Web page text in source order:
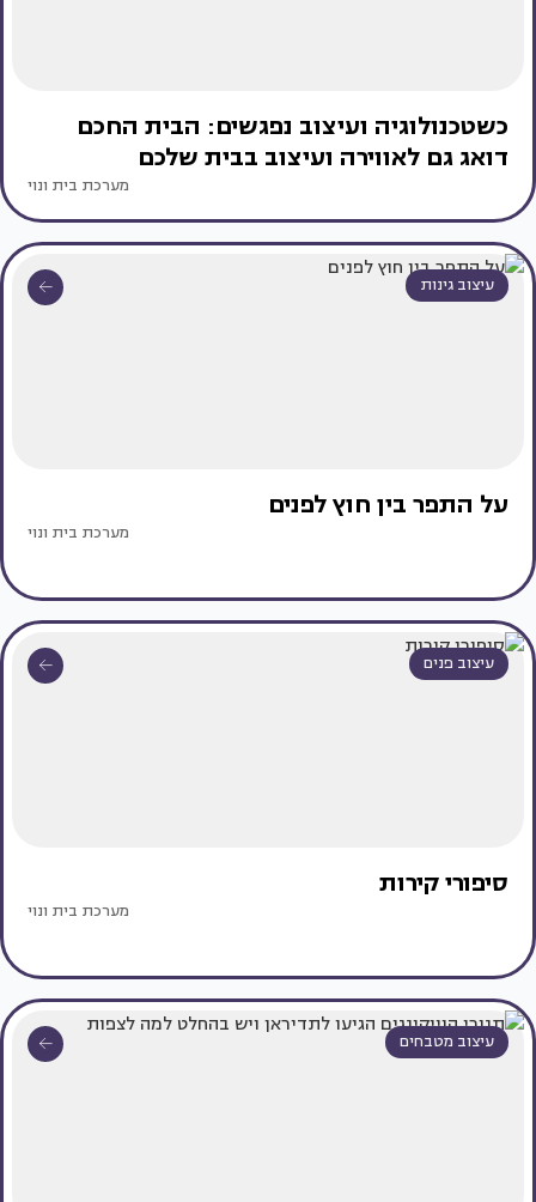
כשטכנולוגיה ועיצוב נפגשים: הבית החכם
דואג גם לאווירה ועיצוב בבית שלכם
מערכת בית ונוי
עיצוב גינות
על התפר בין חוץ לפנים
מערכת בית ונוי
עיצוב פנים
סיפורי קירות
מערכת בית ונוי
עיצוב מטבחים